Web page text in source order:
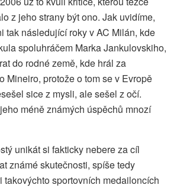
z jeho strany být ono. Jak uvidíme,
tak následující roky v AC Milán, kde
spoluhráčem Marka Jankulovskiho,
do rodné země, kde hrál za
Mineiro, protože o tom se v Evropě
sice z mysli, ale sešel z očí.
méně známých úspěchů mnozí
unikát si fakticky nebere za cíl
známé skutečnosti, spíše tedy
takovýchto sportovních medailoncích